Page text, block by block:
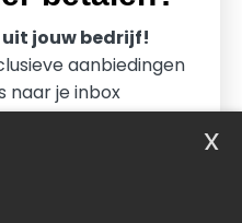
x
jouw bedrijf!
aanbiedingen
naar je inbox